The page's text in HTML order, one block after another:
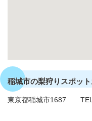
稲城市の梨狩りスポッ
東京都稲城市1687